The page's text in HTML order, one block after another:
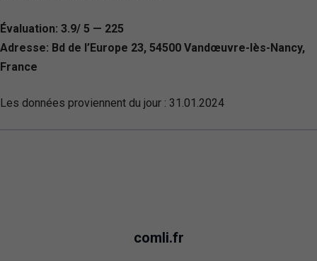
Évaluation: 3.9/ 5 — 225
Adresse: Bd de l’Europe 23, 54500 Vandœuvre-lès-Nancy,
France
Les données proviennent du jour : 31.01.2024
comli.fr